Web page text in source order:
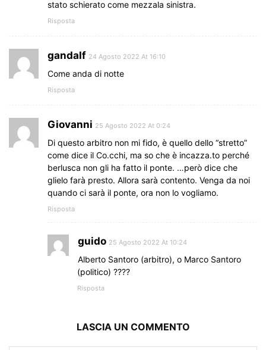
stato schierato come mezzala sinistra.
Risposta
gandalf 24 Agosto 2022 At 16:10
Come anda di notte
Risposta
Giovanni 25 Agosto 2022 At 0:24
Di questo arbitro non mi fido, è quello dello “stretto”
come dice il Co.cchi, ma so che è incazza.to perché
berlusca non gli ha fatto il ponte. …però dice che
glielo farà presto. Allora sarà contento. Venga da noi
quando ci sarà il ponte, ora non lo vogliamo.
Risposta
guido 25 Agosto 2022 At 10:24
Alberto Santoro (arbitro), o Marco Santoro
(politico) ????
Risposta
LASCIA UN COMMENTO